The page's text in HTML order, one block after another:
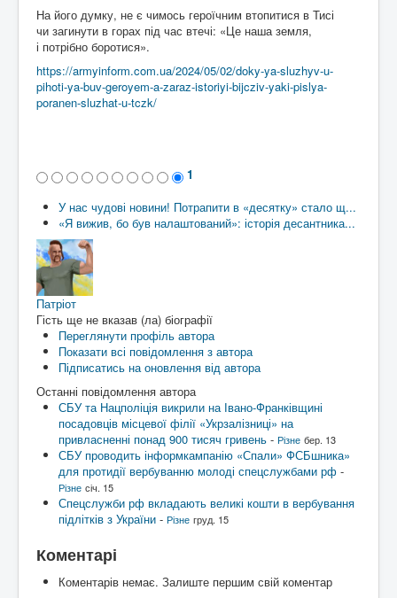
На його думку, не є чимось героїчним втопитися в Тисі
чи загинути в горах під час втечі: «Це наша земля,
і потрібно боротися».
https://armyinform.com.ua/2024/05/02/doky-ya-sluzhyv-u-
pihoti-ya-buv-geroyem-a-zaraz-istoriyi-bijcziv-yaki-pislya-
poranen-sluzhat-u-tczk/
1
У нас чудові новини! Потрапити в «десятку» стало щ...
«Я вижив, бо був налаштований»: історія десантника...
Патріот
Гість ще не вказав (ла) біографії
Переглянути профіль автора
Показати всі повідомлення з автора
Підписатись на оновлення від автора
Останні повідомлення автора
СБУ та Нацполіція викрили на Івано-Франківщині
посадовців місцевої філії «Укрзалізниці» на
привласненні понад 900 тисяч гривень - Різне бер. 13
СБУ проводить інформкампанію «Спали» ФСБшника»
для протидії вербуванню молоді спецслужбами рф -
Різне січ. 15
Спецслужби рф вкладають великі кошти в вербування
підлітків з України - Різне груд. 15
Коментарі
Коментарів немає. Залиште першим свій коментар